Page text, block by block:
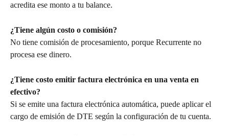
acredita ese monto a tu balance.
¿Tiene algún costo o comisión?
No tiene comisión de procesamiento, porque Recurrente no
procesa ese dinero.
¿Tiene costo emitir factura electrónica en una venta en
efectivo?
Si se emite una factura electrónica automática, puede aplicar el
cargo de emisión de DTE según la configuración de tu cuenta.